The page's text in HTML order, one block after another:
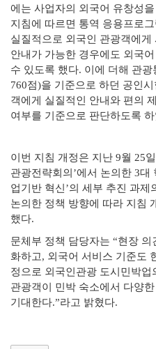
에는 사업자의 외국어 유창성
지침에 따르면 통역 응용프로
실질적으로 외국인 관광객에
안내가 가능한 경우에도 외국
수 있도록 했다. 이에 더해 관광
760점)을 기준으로 하던 공인
객에게 실질적인 안내와 편의
여부를 기준으로 판단하도록
이번 지침 개정은 지난 9월 25
관광전략회의’에서 논의한 3대
업기반 혁신’의 세부 추진 과제
논의한 정책 방향에 따라 지침
했다.
문체부 정책 담당자는 “현장
화하고, 외국어 서비스 기준도
정으로 외국인관광 도시민박업
관광객이 민박 숙소에서 다양
기대한다.”라고 밝혔다.